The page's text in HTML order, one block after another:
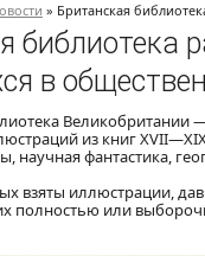
» Британская
библиотека
в
Великобритании
из книг
научная фантастика,
взяты иллюстрации,
полностью или